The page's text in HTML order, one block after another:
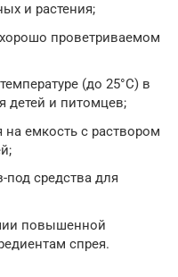
и растения;
проветриваемом
(до 25°C) в
детей и питомцев;
на емкость с раствором
под средства для
повышенной
спрея.